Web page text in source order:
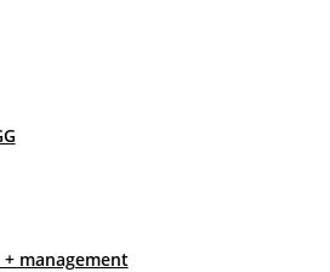
+ management